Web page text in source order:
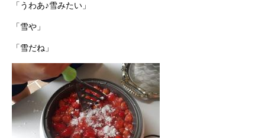
「うわあ♪雪みたい」
「雪や」
「雪だね」